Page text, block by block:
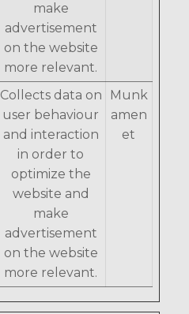
make
advertisement
on the website
more relevant.
Collects data on
user behaviour
and interaction
in order to
optimize the
website and
make
advertisement
on the website
more relevant.
Munk
amen
et